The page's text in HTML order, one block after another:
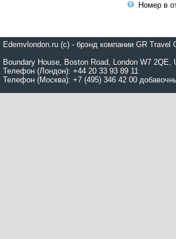
Номер в
Edemvlondon.ru (c) - брэнд компании GR
Boundary House, Boston Road, London W7 2QE,
Телефон (Лондон): +44 20 33 93 89 11
Телефон (Москва): +7 (495) 346 42 00